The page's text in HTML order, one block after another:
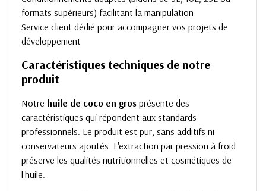
formats supérieurs) facilitant la manipulation
Service client dédié pour accompagner vos projets de
développement
Caractéristiques techniques de notre
produit
Notre huile de coco en gros présente des
caractéristiques qui répondent aux standards
professionnels. Le produit est pur, sans additifs ni
conservateurs ajoutés. L'extraction par pression à froid
préserve les qualités nutritionnelles et cosmétiques de
l'huile.